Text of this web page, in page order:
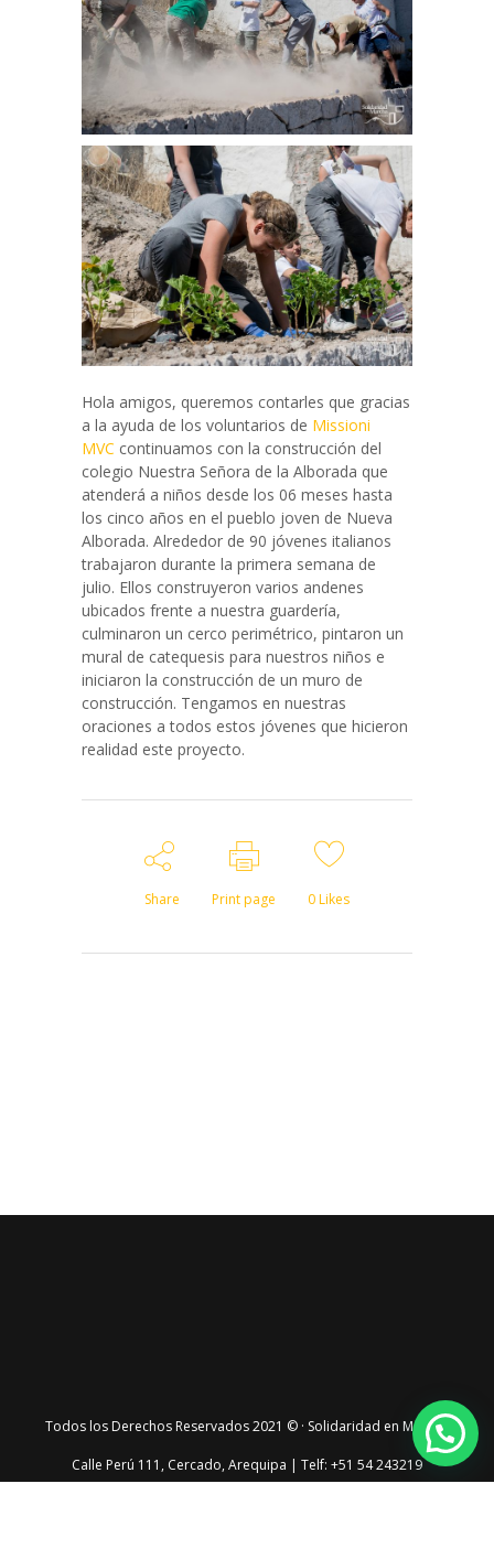
Hola amigos, queremos contarles que gracias
a la ayuda de los voluntarios de Missioni
MVC continuamos con la construcción del
colegio Nuestra Señora de la Alborada que
atenderá a niños desde los 06 meses hasta
los cinco años en el pueblo joven de Nueva
Alborada. Alrededor de 90 jóvenes italianos
trabajaron durante la primera semana de
julio. Ellos construyeron varios andenes
ubicados frente a nuestra guardería,
culminaron un cerco perimétrico, pintaron un
mural de catequesis para nuestros niños e
iniciaron la construcción de un muro de
construcción. Tengamos en nuestras
oraciones a todos estos jóvenes que hicieron
realidad este proyecto.
Share Print page 0Likes
Todos los Derechos Reservados 2021 © · Solidaridad en Marcha
Calle Perú 111, Cercado, Arequipa | Telf: +51 54 243219